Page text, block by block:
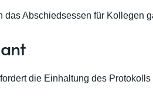
das Abschiedsessen für Kollegen
die Einhaltung des